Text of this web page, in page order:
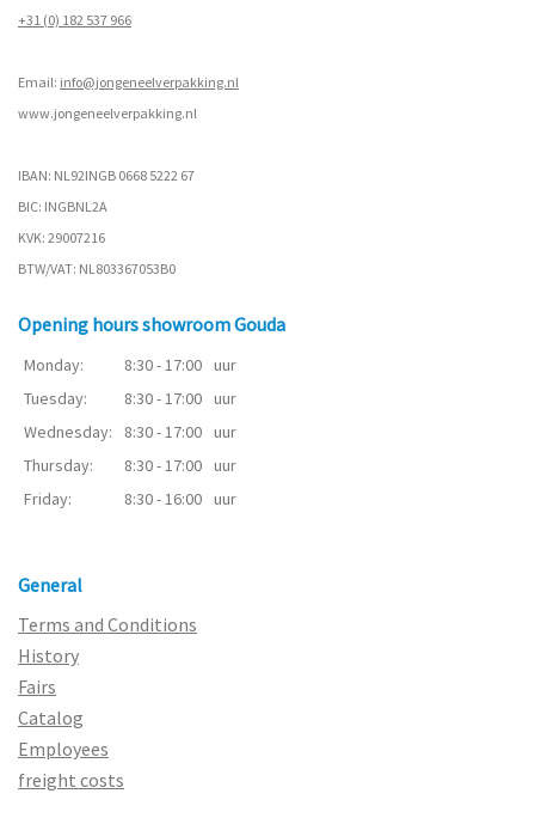
+31 (0) 182 537 966
Email: info@jongeneelverpakking.nl
www.jongeneelverpakking.nl
IBAN: NL92INGB 0668 5222 67
BIC: INGBNL2A
KVK: 29007216
BTW/VAT: NL803367053B0
Opening hours showroom Gouda
Monday: 8:30 - 17:00 uur
Tuesday:
8:30 - 17:00 uur
Wednesday:
8:30 - 17:00 uur
Thursday:
8:30 - 17:00 uur
Friday:
8:30 - 16:00 uur
General
Terms and Conditions
History
Fairs
Catalog
Employees
freight costs